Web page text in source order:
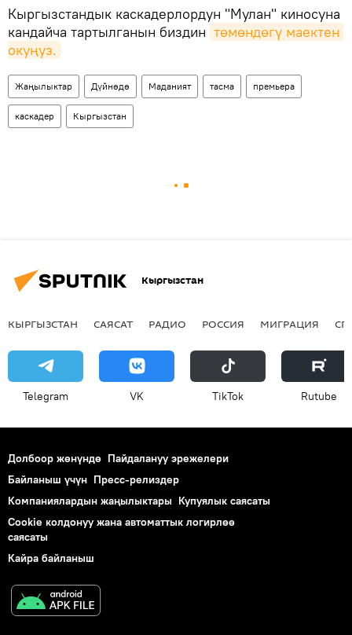
Кыргызстандык каскадерлордун "Мулан" киносуна
кандайча тартылганын биздин төмөндөгү маектен
окуңуз.
Жаңылыктар Дүйнөдө Маданият тасма премьера
каскадер Кыргызстан
Кыргызстан
КЫРГЫЗСТАН САЯСАТ РАДИО РОССИЯ МИГРАЦИЯ
Telegram VK ТikТоk Rutube
Долбоор жөнүндө Пайдалануу эрежелери
Байланыш үчүн Пресс-релиздер
Компаниялардын жаңылыктары Купуялык саясаты
Cookie колдонуу жана автоматтык логирлөө
саясаты
Кайра байланыш